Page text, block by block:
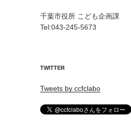
千葉市役所 こども企画課
Tel:043-245-5673
TWITTER
Tweets by ccfclabo